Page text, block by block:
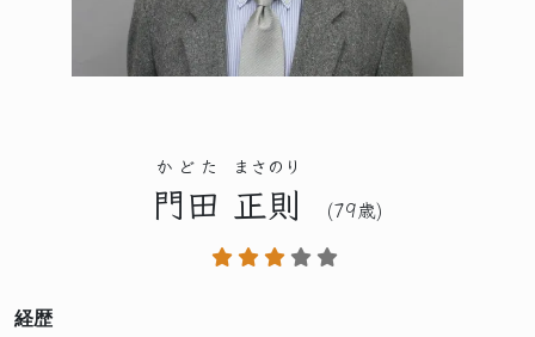
門田
かどた
正則
まさのり
(79歳)
経歴